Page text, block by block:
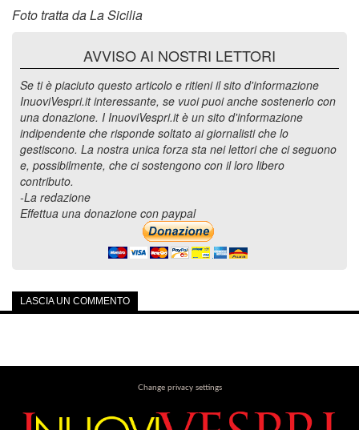
Foto tratta da La Sicilia
AVVISO AI NOSTRI LETTORI
Se ti è piaciuto questo articolo e ritieni il sito d'informazione
InuoviVespri.it interessante, se vuoi puoi anche sostenerlo con
una donazione. I InuoviVespri.it è un sito d'informazione
indipendente che risponde soltato ai giornalisti che lo
gestiscono. La nostra unica forza sta nei lettori che ci seguono
e, possibilmente, che ci sostengono con il loro libero
contributo.
-La redazione
Effettua una donazione con paypal
LASCIA UN COMMENTO
Change privacy settings